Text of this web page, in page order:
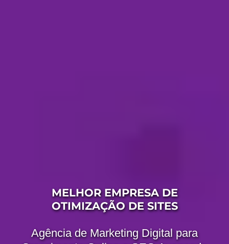
MELHOR EMPRESA DE
OTIMIZAÇÃO DE SITES
Agência de Marketing Digital para